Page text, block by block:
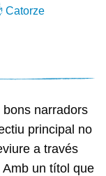
Catorze
narradors
principal no
a través
Amb un títol que